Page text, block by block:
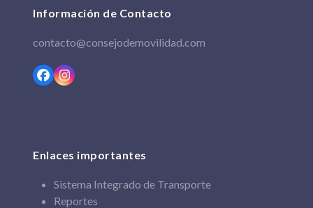
Información de Contacto
contacto@consejodemovilidad.com
Facebook
Instagram
Enlaces importantes
Sistema Integrado de Transporte
Reportes